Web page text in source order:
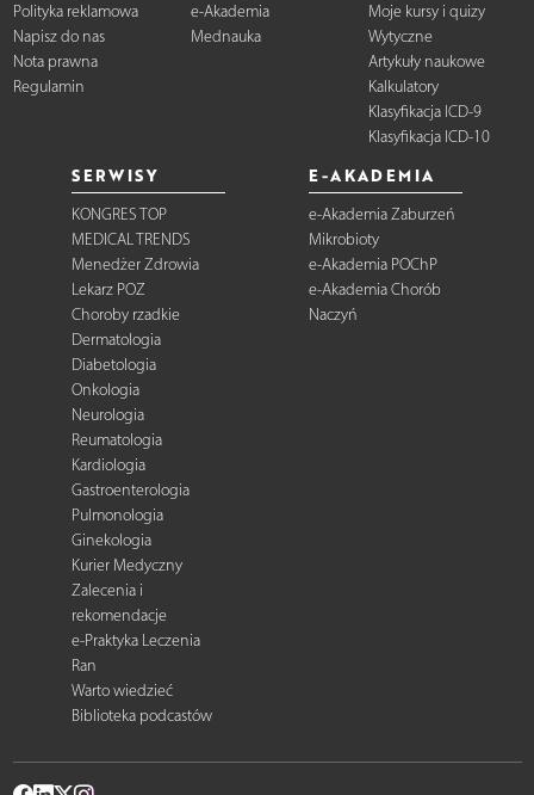
Polityka reklamowa
Napisz do nas
Nota prawna
Regulamin
e-Akademia
Mednauka
Moje kursy i quizy
Wytyczne
Artykuły naukowe
Kalkulatory
Klasyfikacja ICD-9
Klasyfikacja ICD-10
SERWISY
KONGRES TOP
MEDICAL TRENDS
Menedżer Zdrowia
Lekarz POZ
Choroby rzadkie
Dermatologia
Diabetologia
Onkologia
Neurologia
Reumatologia
Kardiologia
Gastroenterologia
Pulmonologia
Ginekologia
Kurier Medyczny
Zalecenia i
rekomendacje
e-Praktyka Leczenia
Ran
Warto wiedzieć
Biblioteka podcastów
E-AKADEMIA
e-Akademia Zaburzeń
Mikrobioty
e-Akademia POChP
e-Akademia Chorób
Naczyń